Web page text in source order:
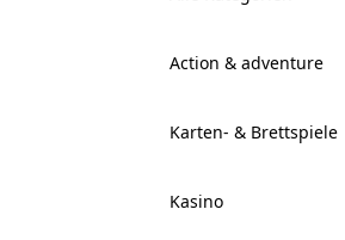
Action & adventure
Karten- & Brettspiele
Kasino